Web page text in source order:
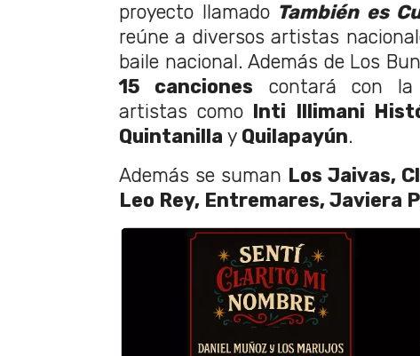
proyecto llamadoTambién es
reúne a diversos artistas
baile nacional. Además de Los
15 canciones contará con la
artistas como Inti Illimani
Quintanilla y Quilapayún.
Además se suman Los Jaivas,
Leo Rey, Entremares, Javiera